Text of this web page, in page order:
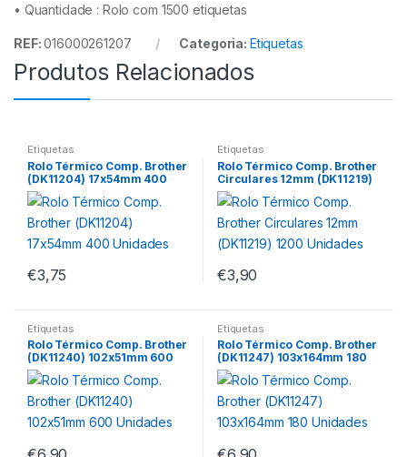
• Quantidade : Rolo com 1500 etiquetas
REF:016000261207 Categoria: Etiquetas
Produtos Relacionados
Etiquetas
Rolo Térmico Comp. Brother
(DK11204) 17x54mm 400
Unidades
€3,75
Etiquetas
Rolo Térmico Comp. Brother
Circulares 12mm (DK11219)
1200 Unidades
€3,90
Etiquetas
Rolo Térmico Comp. Brother
(DK11240) 102x51mm 600
Unidades
Etiquetas
Rolo Térmico Comp. Brother
(DK11247) 103x164mm 180
Unidades